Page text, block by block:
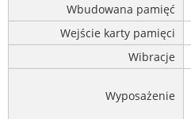
Wbudowana pamięć
Wejście karty pamięci
Wibracje
Wyposażenie